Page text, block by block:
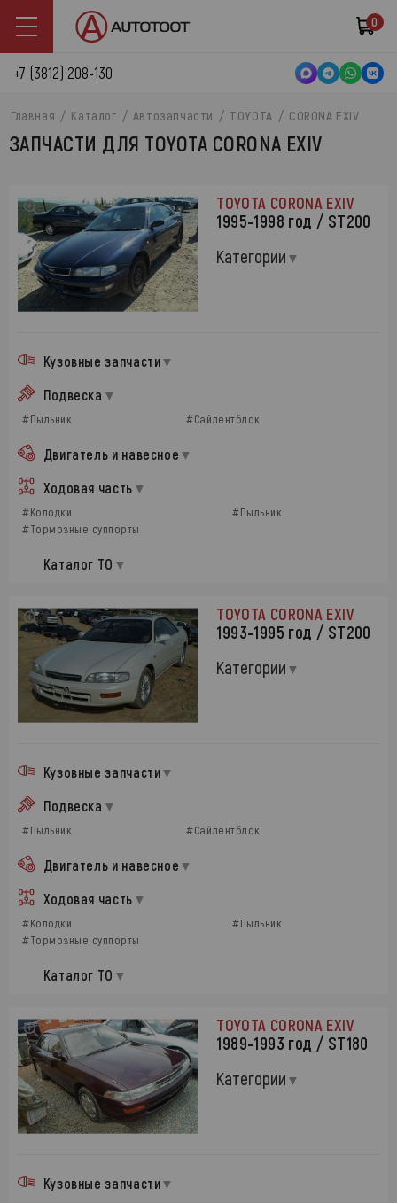
0
+7 (3812) 208-130
Главная Каталог Автозапчасти TOYOTA CORONA EXIV
ЗАПЧАСТИ ДЛЯ TOYOTA CORONA EXIV
TOYOTA CORONA EXIV
1995-1998 год / ST200
Категории
Кузовные запчасти
Подвеска
#Пыльник #Сайлентблок
Двигатель и навесное
Ходовая часть
#Колодки
#Пыльник
#Тормозные суппорты
Каталог ТО
TOYOTA CORONA EXIV
1993-1995 год / ST200
Категории
Кузовные запчасти
Подвеска
#Пыльник #Сайлентблок
Двигатель и навесное
Ходовая часть
#Колодки
#Пыльник
#Тормозные суппорты
Каталог ТО
TOYOTA CORONA EXIV
1989-1993 год / ST180
Категории
Кузовные запчасти